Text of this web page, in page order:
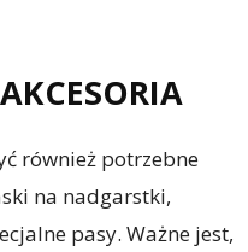
również potrzebne
na nadgarstki,
pasy. Ważne jest,